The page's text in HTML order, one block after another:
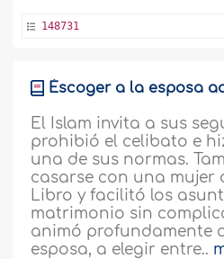
148731
Éscoger a la esposa
El Islam invita a sus
prohibió el celibato e
una de sus normas.
casarse con una mujer
Libro y facilitó los
matrimonio sin
animó profundamente
esposa, a elegir entre..